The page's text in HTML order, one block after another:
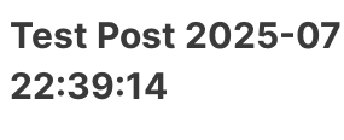
Test Post 2025-
22:39:14